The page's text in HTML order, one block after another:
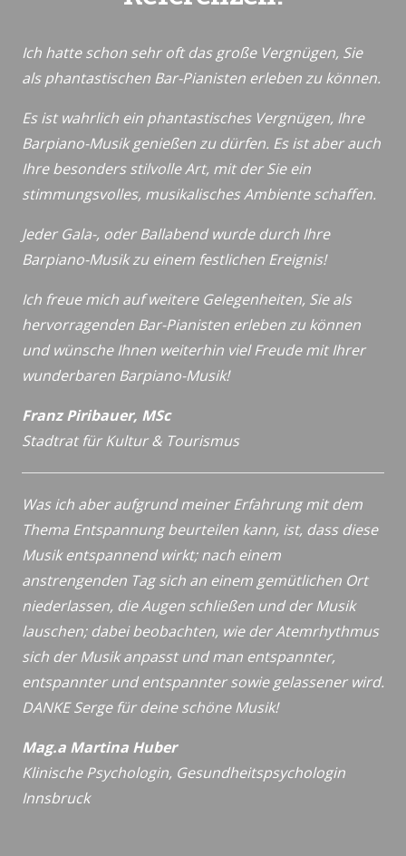
Ich hatte schon sehr oft das große Vergnügen, Sie
als phantastischen Bar-Pianisten erleben zu können.
Es ist wahrlich ein phantastisches Vergnügen, Ihre
Barpiano-Musik genießen zu dürfen. Es ist aber auch
Ihre besonders stilvolle Art, mit der Sie ein
stimmungsvolles, musikalisches Ambiente schaffen.
Jeder Gala-, oder Ballabend wurde durch Ihre
Barpiano-Musik zu einem festlichen Ereignis!
Ich freue mich auf weitere Gelegenheiten, Sie als
hervorragenden Bar-Pianisten erleben zu können
und wünsche Ihnen weiterhin viel Freude mit Ihrer
wunderbaren Barpiano-Musik!
Franz Piribauer, MSc
Stadtrat für Kultur & Tourismus
Was ich aber aufgrund meiner Erfahrung mit dem
Thema Entspannung beurteilen kann, ist, dass diese
Musik entspannend wirkt; nach einem
anstrengenden Tag sich an einem gemütlichen Ort
niederlassen, die Augen schließen und der Musik
lauschen; dabei beobachten, wie der Atemrhythmus
sich der Musik anpasst und man entspannter,
entspannter und entspannter sowie gelassener wird.
DANKE Serge für deine schöne Musik!
Mag.a Martina Huber
Klinische Psychologin, Gesundheitspsychologin
Innsbruck